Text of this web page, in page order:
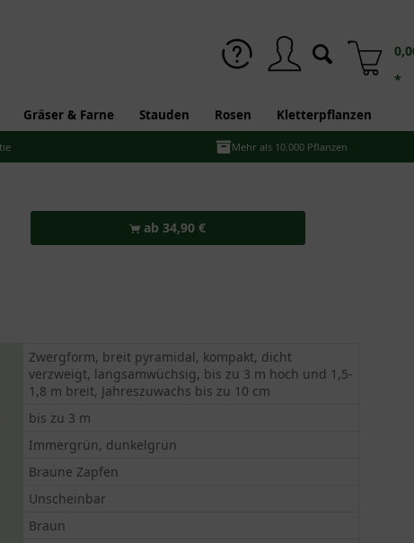
*
Gräser & Farne Stauden Rosen Kletterpflanzen
Mehr als 10.000 Pflanzen
ab 34,90 €
Zwergform, breit pyramidal, kompakt, dicht
verzweigt, langsamwüchsig, bis zu 3 m hoch und 1,5-
1,8 m breit, Jahreszuwachs bis zu 10 cm
bis zu 3 m
Immergrün, dunkelgrün
Braune Zapfen
Unscheinbar
Braun